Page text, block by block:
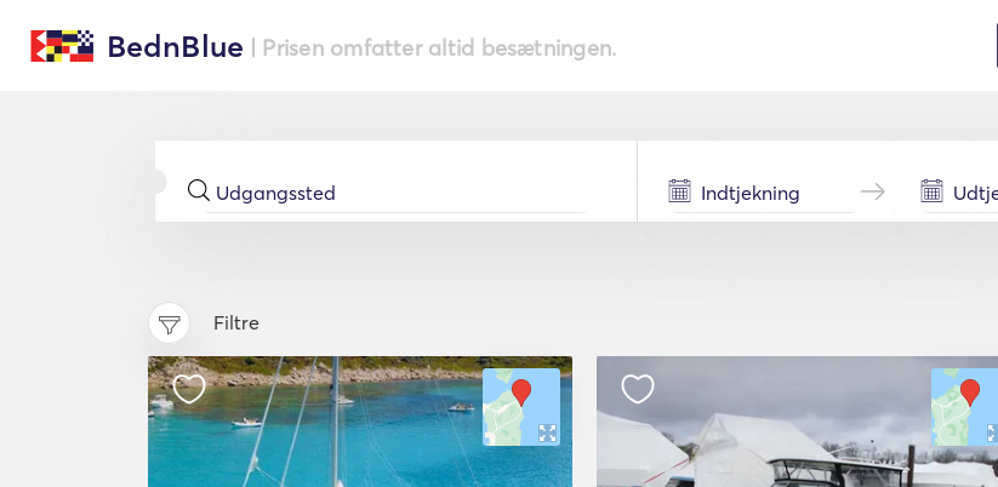
BednBlue | Prisen omfatter altid besætningen.
Filtre